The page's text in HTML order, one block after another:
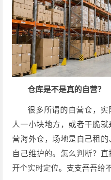
仓库是不是真的自营？
很多所谓的自营仓，
人一小块地方，或者干脆
营海外仓，场地是自己租
自己维护的。怎么判断？
开个实时定位。支支吾吾给